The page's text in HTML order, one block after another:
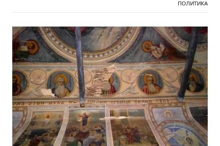
ПОЛИТИКА